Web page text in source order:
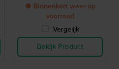
● Binnenkort weer op
voorraad
Vergelijk
Bekijk Product